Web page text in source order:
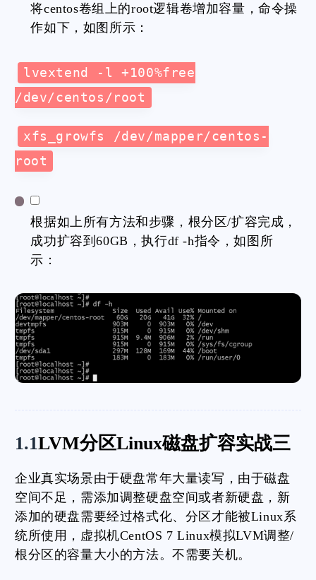
将centos卷组上的root逻辑卷增加容量，命令操
作如下，如图所示：
lvextend -l +100%free
/dev/centos/root
xfs_growfs /dev/mapper/centos-
root
根据如上所有方法和步骤，根分区/扩容完成，
成功扩容到60GB，执行df -h指令，如图所
示：
1.1LVM分区Linux磁盘扩容实战三
企业真实场景由于硬盘常年大量读写，由于磁盘
空间不足，需添加调整硬盘空间或者新硬盘，新
添加的硬盘需要经过格式化、分区才能被Linux系
统所使用，虚拟机CentOS 7 Linux模拟LVM调整/
根分区的容量大小的方法。不需要关机。